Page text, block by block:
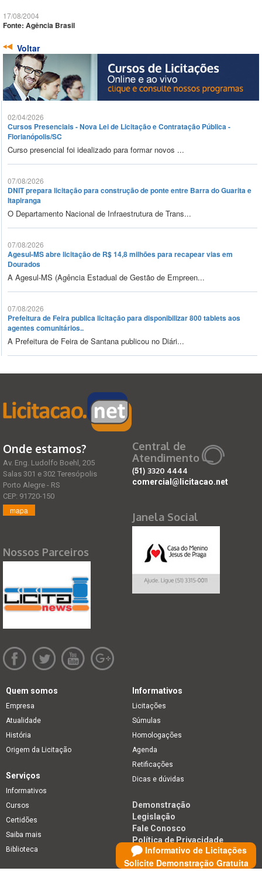
17/08/2004
Fonte: Agência Brasil
Voltar
02/04/2026
Cursos Presenciais - Nova Lei de Licitação e Contratação Pública -
Florianópolis/SC
Curso presencial foi idealizado para formar novos ...
07/08/2026
DNIT prepara licitação para construção de ponte entre Barra do Guarita e
Itapiranga
O Departamento Nacional de Infraestrutura de Trans...
07/08/2026
Agesul-MS abre licitação de R$ 14,8 milhões para recapear vias em
Dourados
A Agesul-MS (Agência Estadual de Gestão de Empreen...
07/08/2026
Prefeitura de Feira publica licitação para disponibilizar 800 tablets aos
agentes comunitários..
A Prefeitura de Feira de Santana publicou no Diári...
Informativo de Licitações
Solicite Demonstração Gratuita
Onde estamos?
Av. Eng. Ludolfo Boehl, 205
Salas 301 e 302 Teresópolis
Porto Alegre - RS
CEP: 91720-150
mapa
Nossos Parceiros
Central de
Atendimento
(51) 3320 4444
comercial@licitacao.net
Janela Social
Quem somos
Empresa
Atualidade
História
Origem da Licitação
Informativos
Licitações
Súmulas
Homologações
Agenda
Retificações
Dicas e dúvidas
Serviços
Informativos
Cursos
Certidões
Saiba mais
Biblioteca
Demonstração
Legislação
Fale Conosco
Política de Privacidade